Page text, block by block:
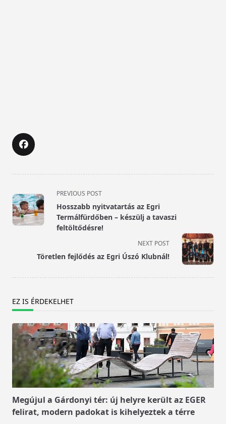
<span
class="nav-
subtitle
screen-
text">Page</span>
PREVIOUS POST
Hosszabb nyitvatartás az Egri
Termálfürdőben – készülj a tavaszi
feltöltődésre!
NEXT POST
Töretlen fejlődés az Egri Úszó Klubnál!
EZ IS ÉRDEKELHET
Megújul a Gárdonyi tér: új helyre került az EGER
felirat, modern padokat is kihelyeztek a térre